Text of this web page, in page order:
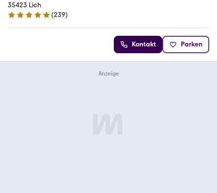
Fahrzeughandel
35423 Lich
5 Sterne
(239)
Kontakt Parken